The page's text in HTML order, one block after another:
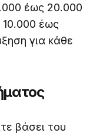
έως 20.000
έως
για κάθε
βάσει του